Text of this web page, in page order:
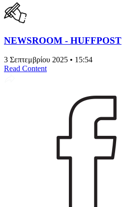
NEWSROOM - HUFFPOST
3 Σεπτεμβρίου 2025 • 15:54
Read Content